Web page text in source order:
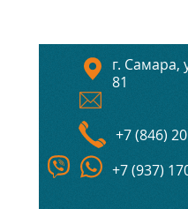
г. Самара,
81
+7 (846)
+7 (937)